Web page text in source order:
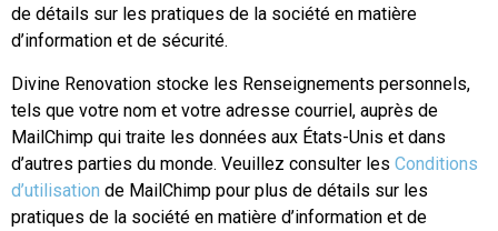
de détails sur les pratiques de la société en matière
d’information et de sécurité.
Divine Renovation stocke les Renseignements personnels,
tels que votre nom et votre adresse courriel, auprès de
MailChimp qui traite les données aux États-Unis et dans
d’autres parties du monde. Veuillez consulter les Conditions
d’utilisation de MailChimp pour plus de détails sur les
pratiques de la société en matière d’information et de